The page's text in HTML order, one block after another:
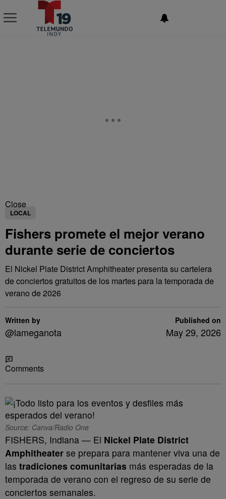
Close
LOCAL
Fishers promete el mejor verano
durante serie de conciertos
El Nickel Plate District Amphitheater presenta su cartelera
de conciertos gratuitos de los martes para la temporada de
verano de 2026
Written by
@lameganota
Published on
May 29, 2026
Comments
Source: Canva/Radio One
FISHERS, Indiana — El Nickel Plate District
Amphitheater se prepara para mantener viva una de
las tradiciones comunitarias más esperadas de la
temporada de verano con el regreso de su serie de
conciertos semanales.